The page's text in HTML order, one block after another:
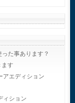
た事あります？
す
アエディション
ィション